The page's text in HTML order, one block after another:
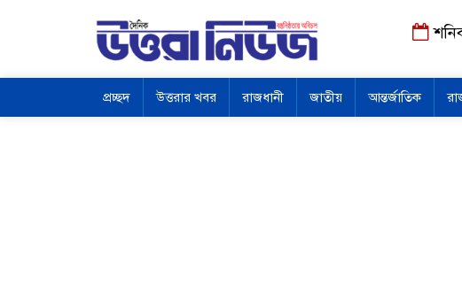
প্রচ্ছদ উত্তরার খবর রাজধানী জাতীয় আন্তর্জাতিক